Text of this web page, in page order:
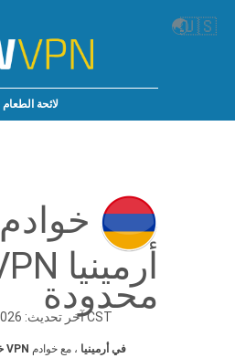
🌏🇺🇸
لائحة الطعام
خوادم
محدودة
آخر تحديث: 2026-08-06 19:23:59 CST
يوفر Flow VPN خوادم VPN في أرمينيا ، مع خوادم